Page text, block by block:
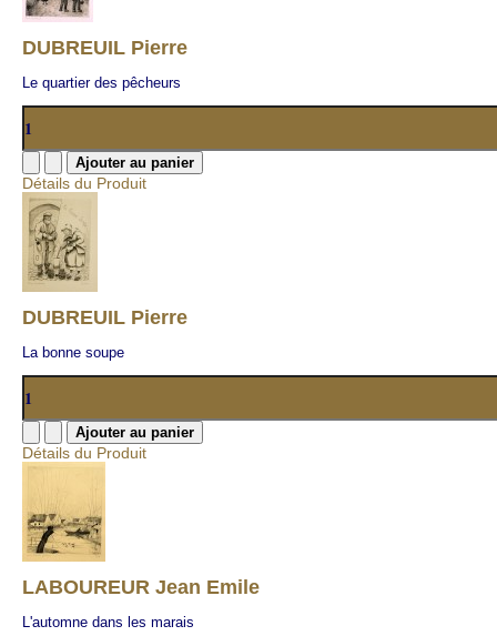
DUBREUIL Pierre
Le quartier des pêcheurs
Détails du Produit
DUBREUIL Pierre
La bonne soupe
Détails du Produit
LABOUREUR Jean Emile
L'automne dans les marais